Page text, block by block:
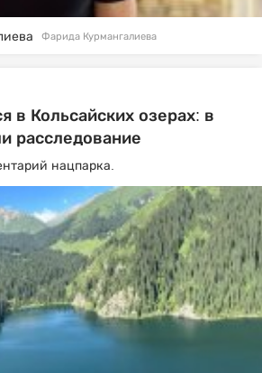
Фарида Курмангалиева
в Кольсайских озерах: в
расследование
нацпарка.